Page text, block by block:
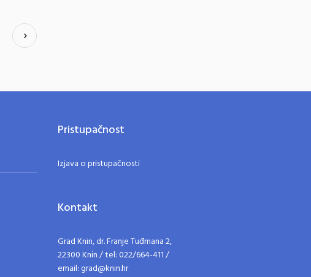
Pristupačnost
Izjava o pristupačnosti
Kontakt
Grad Knin, dr. Franje Tuđmana 2,
22300 Knin / tel: 022/664-411 /
email: grad@knin.hr